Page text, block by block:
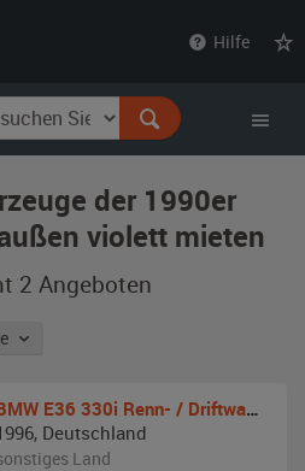
Hilfe
der 1990er
violett mieten
2 Angeboten
E36 330i Renn- / Driftwagen
, Deutschland
Land